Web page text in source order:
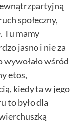
społeczny,
Tu mamy
jasno i nie za
wywołało wśród
etos,
kiedy ta w jego
to było dla